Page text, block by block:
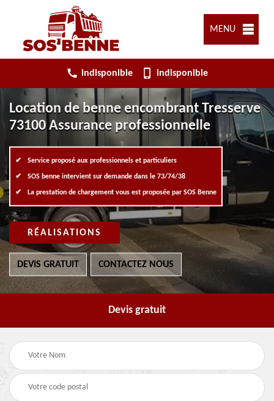
MENU
indisponible indisponible
Location de benne encombrant Tresserve
73100 Assurance professionnelle
Service proposé aux professionnels et particuliers
SOS benne intervient sur demande dans le 73/74/38
La prestation de chargement vous est proposée par SOS Benne
RÉALISATIONS
DEVIS GRATUIT CONTACTEZ NOUS
Devis gratuit